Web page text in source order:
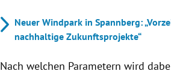
Neuer Windpark in Spannberg:
nachhaltige Zukunftsprojekte“
Nach welchen Parametern wird